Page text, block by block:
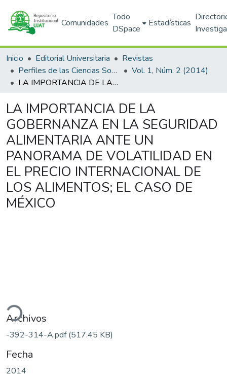
Comunidades
Todo
DSpace
Estadísticas
Inicio Editorial Universitaria
Revistas
Perfiles de las Ciencias Sociales
Vol. 1, Núm. 2 (2014)
LA IMPORTANCIA DE LA GOBERNANZA EN LA SEGURIDAD ALIMENTARIA ANTE UN PANORAMA DE VOLATILIDAD EN EL PRECIO INTERNACIONAL DE LOS ALIMENTOS; EL CASO DE MÉXICO
LA IMPORTANCIA DE LA
GOBERNANZA EN LA SEGURIDAD
ALIMENTARIA ANTE UN
PANORAMA DE VOLATILIDAD EN
EL PRECIO INTERNACIONAL DE
LOS ALIMENTOS; EL CASO DE
MÉXICO
Archivos
-392-314-A.pdf(517.45 KB)
Fecha
2014